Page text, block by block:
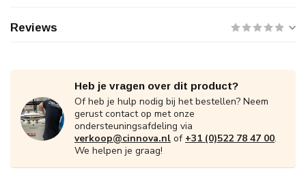
Reviews
Heb je vragen over dit product?
Of heb je hulp nodig bij het bestellen? Neem
gerust contact op met onze
ondersteuningsafdeling via
verkoop@cinnova.nl of +31 (0)522 78 47 00.
We helpen je graag!